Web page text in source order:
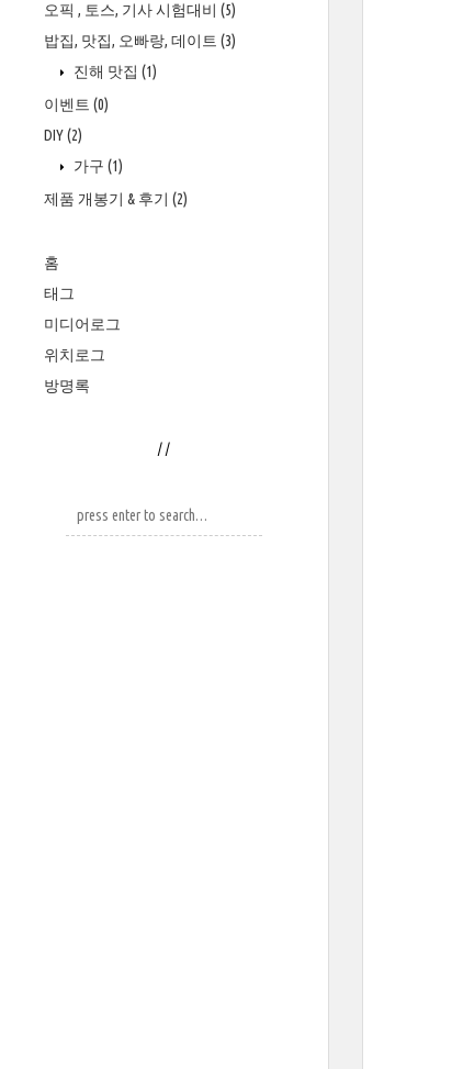
오픽 , 토스, 기사 시험대비 (5)
밥집, 맛집, 오빠랑, 데이트 (3)
진해 맛집 (1)
이벤트 (0)
DIY(2)
가구 (1)
제품 개봉기 & 후기 (2)
홈
태그
미디어로그
위치로그
방명록
/ /